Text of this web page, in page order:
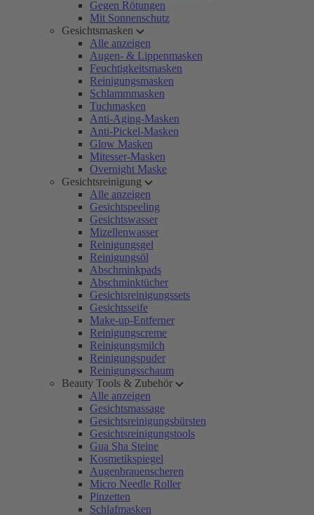
Gegen Rötungen
Mit Sonnenschutz
Gesichtsmasken
Alle anzeigen
Augen- & Lippenmasken
Feuchtigkeitsmasken
Reinigungsmasken
Schlammmasken
Tuchmasken
Anti-Aging-Masken
Anti-Pickel-Masken
Glow Masken
Mitesser-Masken
Overnight Maske
Gesichtsreinigung
Alle anzeigen
Gesichtspeeling
Gesichtswasser
Mizellenwasser
Reinigungsgel
Reinigungsöl
Abschminkpads
Abschminktücher
Gesichtsreinigungssets
Gesichtsseife
Make-up-Entferner
Reinigungscreme
Reinigungsmilch
Reinigungspuder
Reinigungsschaum
Beauty Tools & Zubehör
Alle anzeigen
Gesichtsmassage
Gesichtsreinigungsbürsten
Gesichtsreinigungstools
Gua Sha Steine
Kosmetikspiegel
Augenbrauenscheren
Micro Needle Roller
Pinzetten
Schlafmasken